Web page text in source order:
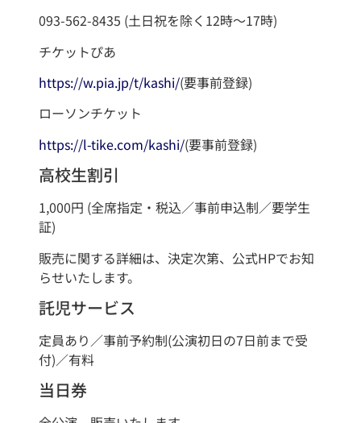
093-562-8435 (土日祝を除く12時～17時)
チケットぴあ
https://w.pia.jp/t/kashi/(要事前登録)
ローソンチケット
https://l-tike.com/kashi/(要事前登録)
高校生割引
1,000円 (全席指定・税込／事前申込制／要学生
証)
販売に関する詳細は、決定次第、公式HPでお知
らせいたします。
託児サービス
定員あり／事前予約制(公演初日の7日前まで受
付)／有料
当日券